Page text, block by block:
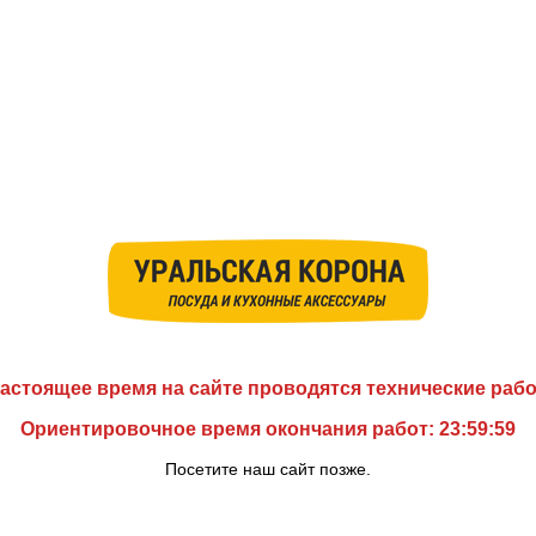
время на сайте проводятся технические
Ориентировочное время окончания работ: 23:59:59
Посетите наш сайт позже.